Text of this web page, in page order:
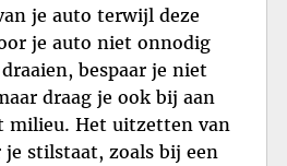
je auto terwijl deze
je auto niet onnodig
bespaar je niet
draag je ook bij aan
milieu. Het uitzetten van
stilstaat, zoals bij een